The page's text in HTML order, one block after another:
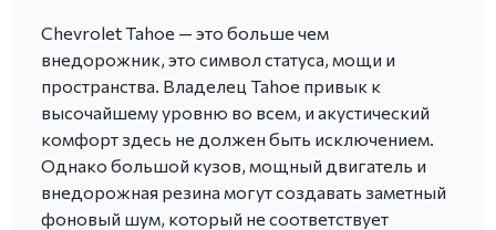
Chevrolet Tahoe — это больше чем
внедорожник, это символ статуса, мощи и
пространства. Владелец Tahoe привык к
высочайшему уровню во всем, и акустический
комфорт здесь не должен быть исключением.
Однако большой кузов, мощный двигатель и
внедорожная резина могут создавать заметный
фоновый шум, который не соответствует